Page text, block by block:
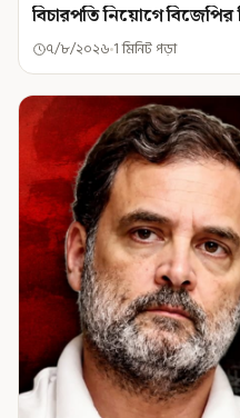
বিচারপতি নিয়োগে
৭/৮/২০২৬ 1 মিনিট পড়া